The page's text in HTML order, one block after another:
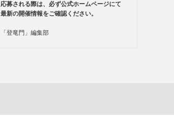
応募される際は、必ず公式ホームページにて
最新の開催情報をご確認ください。
「登竜門」編集部